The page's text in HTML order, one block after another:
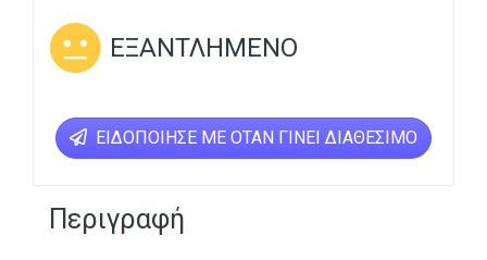
ΕΞΑΝΤΛΗΜΈΝΟ
ΕΙΔΟΠΟΊΗΣΕ ΜΕ ΌΤΑΝ ΓΊΝΕΙ ΔΙΑΘΈΣΙΜΟ
Περιγραφή